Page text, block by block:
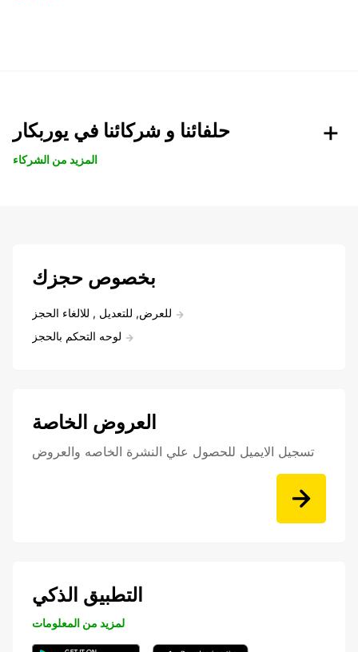
حلفائنا و شركائنا في يوربكار
المزيد من الشركاء
بخصوص حجزك
للعرض, للتعديل , للالغاء الحجز
لوحه التحكم بالحجز
العروض الخاصة
تسجيل الايميل للحصول علي النشرة الخاصه والعروض
التطبيق الذكي
لمزيد من المعلومات